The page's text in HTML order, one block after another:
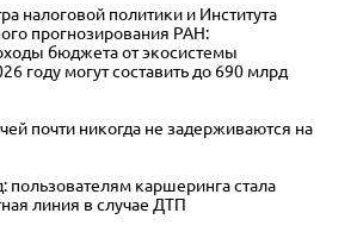
налоговой политики и Института
прогнозирования РАН:
бюджета от экосистемы
году могут составить до 690 млрд
почти никогда не задерживаются на
пользователям каршеринга стала
линия в случае ДТП